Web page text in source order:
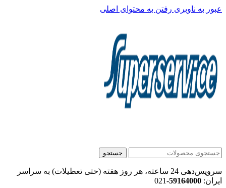
عبور به ناوبری رفتن به محتوای اصلی
جستجو
سرویس‌دهی 24 ساعته، هر روز هفته (حتی تعطیلات) به سراسر
ایران: 59164000
-021